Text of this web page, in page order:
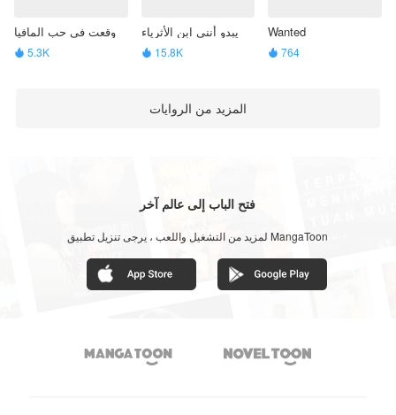
وقعت في حب المافيا
 5.3K
يبدو أنني ابن الأثرياء
 15.8K
Wanted
 764
المزيد من الروايات
فتح الباب إلى عالم آخر
لمزيد من التشغيل واللعب ، يرجى تنزيل تطبيق MangaToon
 